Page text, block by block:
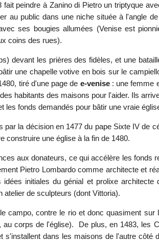
peindre à Zanino di Pietro un triptyque
au public dans une niche située à l'angle
ses bougies allumées (Venise est
coins des rues).
devant les prières des fidèles, et une
une chapelle votive en bois sur le
tiré d'une page de e-venise: une femme
habitants des maisons pour l'aider. Ils
fonds demandés pour bâtir une vraie
la décision en 1477 du pape Sixte IV de
construire une église à la fin de 1480.
aux donateurs, ce qui accélère les fonds
Pietro Lombardo comme architecte et
initiales du génial et prolixe
de sculpteurs (dont Vittoria).
campo, contre le rio et donc quasiment
corps de l'église). De plus, en 1483, les
dans les maisons de l'autre